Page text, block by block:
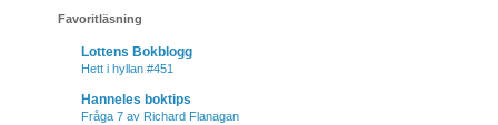
Favoritläsning
Lottens Bokblogg
Hett i hyllan #451
Hanneles boktips
Fråga 7 av Richard Flanagan